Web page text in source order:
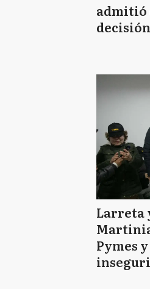
admitió
Larreta
Pymes